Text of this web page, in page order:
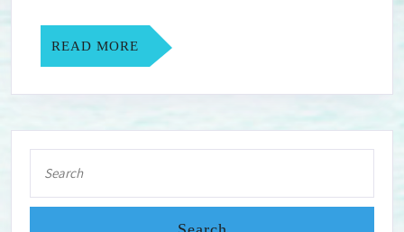
foot
en
streaming
READ MORE READ
MORE
for: